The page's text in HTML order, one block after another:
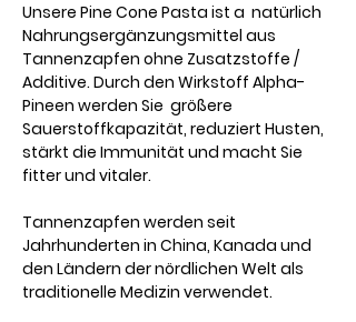
Unsere Pine Cone Pasta ist a natürlich
Nahrungsergänzungsmittel aus
Tannenzapfen ohne Zusatzstoffe /
Additive. Durch den Wirkstoff Alpha-
Pineen werden Sie größere
Sauerstoffkapazität, reduziert Husten,
stärkt die Immunität und macht Sie
fitter und vitaler.
Tannenzapfen werden seit
Jahrhunderten in China, Kanada und
den Ländern der nördlichen Welt als
traditionelle Medizin verwendet.